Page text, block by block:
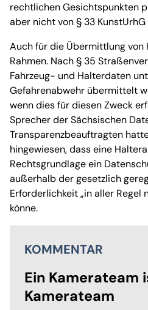
rechtlichen Gesichtspunkten
aber nicht von § 33
Auch für die Übermittlung
Rahmen. Nach § 35
Fahrzeug- und Halterdaten
Gefahrenabwehr übermittelt
wenn dies für diesen Zweck
Sprecher der Sächsischen
Transparenzbeauftragten
hingewiesen, dass eine
Rechtsgrundlage ein
außerhalb der gesetzlich
Erforderlichkeit „in aller Regel
könne.
KOMMENTAR
Ein Kamerateam
Kamerateam